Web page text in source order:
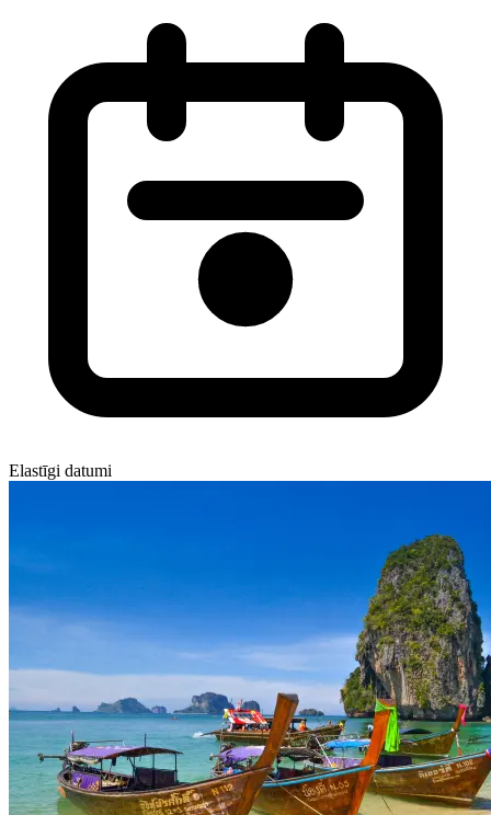
Elastīgi datumi